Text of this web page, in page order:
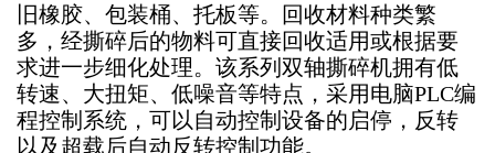
旧橡胶、包装桶、托板等。回收材料种类繁
多，经撕碎后的物料可直接回收适用或根据要
求进一步细化处理。该系列双轴撕碎机拥有低
转速、大扭矩、低噪音等特点，采用电脑PLC编
程控制系统，可以自动控制设备的启停，反转
以及超载后自动反转控制功能。